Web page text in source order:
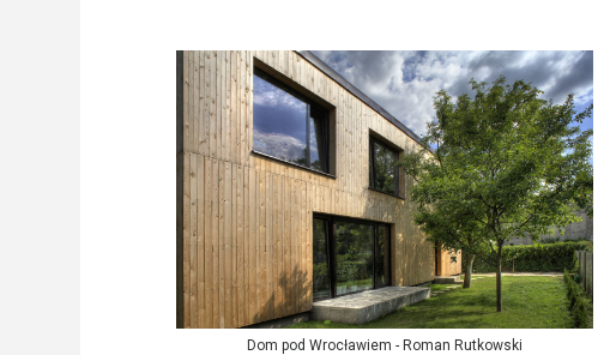
Galeria Miast Dawnych
Filmy
Firmy
Dom pod Wrocławiem - Roman Rutkowski